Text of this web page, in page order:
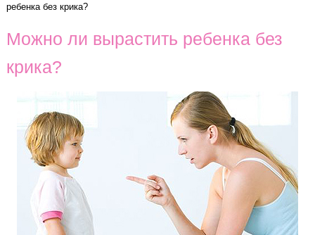
ребенка без крика?
Можно ли вырастить ребенка без
крика?